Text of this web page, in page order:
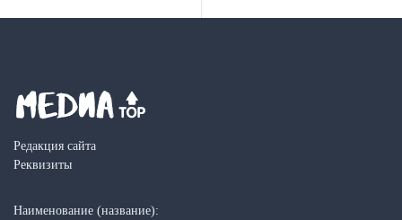
Редакция сайта
Реквизиты
Наименование (название):